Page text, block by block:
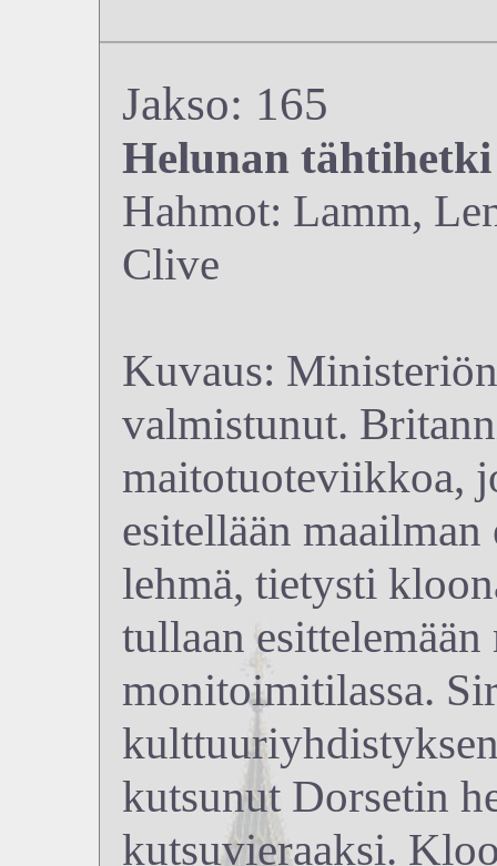
Jakso: 165
Helunan tähtihetki
Hahmot: Lamm,
Clive
Kuvaus:
valmistunut.
maitotuoteviikkoa,
esitellään
lehmä, tietysti
tullaan
monitoimitilassa.
kutsunut Dorsetin
kutsuvieraaksi.